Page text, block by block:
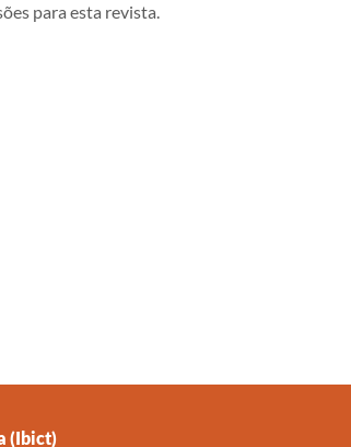
para esta revista.
(Ibict)